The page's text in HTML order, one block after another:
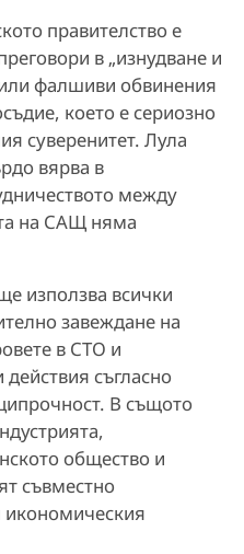
правителство е
в „изнудване и
фалшиви обвинения
което е сериозно
суверенитет. Лула
вярва в
между
на САЩ няма
използва всички
завеждане на
в СТО и
съгласно
В същото
общество и
съвместно
икономическия